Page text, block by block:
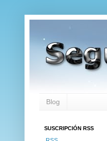
Blog
SUSCRIPCIÓN RSS